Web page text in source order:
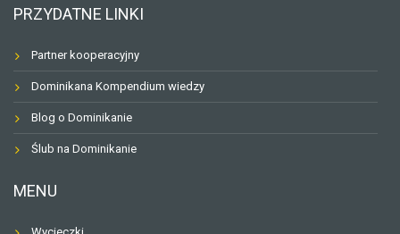
PRZYDATNE LINKI
Partner kooperacyjny
Dominikana Kompendium wiedzy
Blog o Dominikanie
Ślub na Dominikanie
MENU